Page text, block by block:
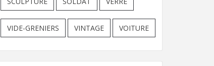
VIDE-GRENIERS VINTAGE VOITURE